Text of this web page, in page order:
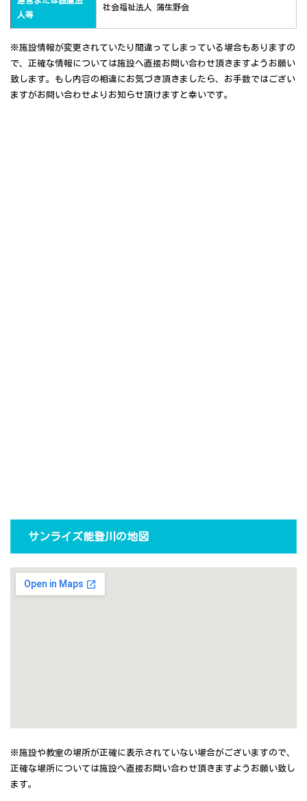
人等
社会福祉法人 蒲生野会
※施設情報が変更されていたり間違ってしまっている場合もありますの
で、正確な情報については施設へ直接お問い合わせ頂きますようお願い
致します。もし内容の相違にお気づき頂きましたら、お手数ではござい
ますがお問い合わせよりお知らせ頂けますと幸いです。
サンライズ能登川の地図
※施設や教室の場所が正確に表示されていない場合がございますので、
正確な場所については施設へ直接お問い合わせ頂きますようお願い致し
ます。